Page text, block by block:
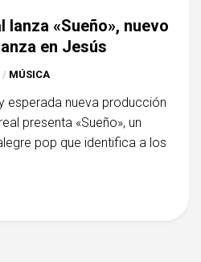
lanza «Sueño», nuevo
en Jesús
/ MÚSICA
esperada nueva producción
presenta «Sueño», un
pop que identifica a los